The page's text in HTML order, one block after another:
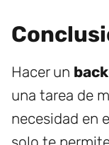
Hacer un
una tarea de
necesidad en